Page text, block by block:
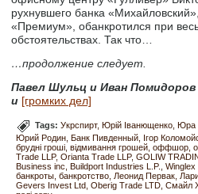
рухнувшего банка
«Премиум», обанкротился при
обстоятельствах. Так что…
…продолжение следует.
Павел Шульц и Иван
и [громких дел]
Tags:Укрспирт Юрій Іванющенко Юра
Юрий Родин Банк Пивденный Ігор
брудні гроші відмивання грошей оффшор
Trade LLP Orianta Trade LLP GOLIW
Business inc
Buildport Industries L.P. Winglex
банкроты банкротство Леонид Первак
Gevers Invest Ltd Oberig Trade LTD Смайл